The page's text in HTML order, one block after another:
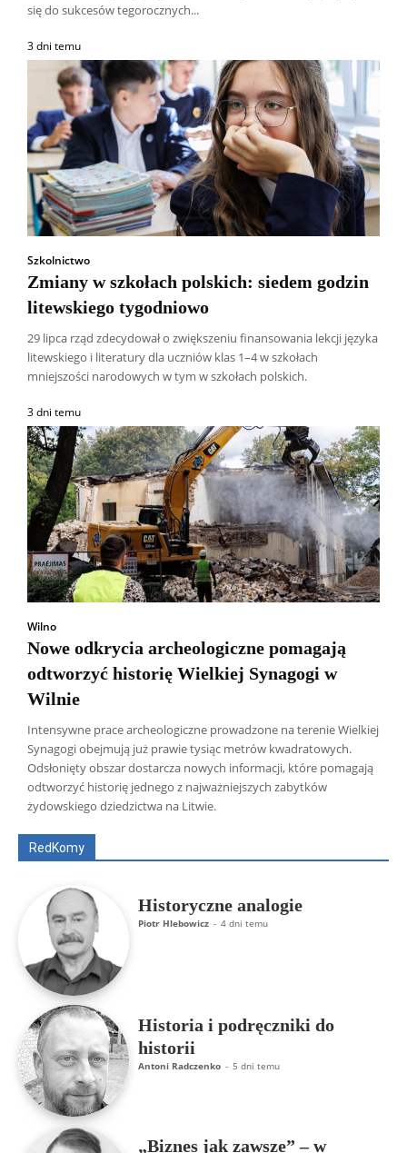
się do sukcesów tegorocznych...
3 dni temu
Szkolnictwo
Zmiany w szkołach polskich: siedem godzin
litewskiego tygodniowo
29 lipca rząd zdecydował o zwiększeniu finansowania lekcji języka
litewskiego i literatury dla uczniów klas 1–4 w szkołach
mniejszości narodowych w tym w szkołach polskich.
3 dni temu
Wilno
Nowe odkrycia archeologiczne pomagają
odtworzyć historię Wielkiej Synagogi w
Wilnie
Intensywne prace archeologiczne prowadzone na terenie Wielkiej
Synagogi obejmują już prawie tysiąc metrów kwadratowych.
Odsłonięty obszar dostarcza nowych informacji, które pomagają
odtworzyć historię jednego z najważniejszych zabytków
żydowskiego dziedzictwa na Litwie.
RedKomy
Wszyscy Aleksander Borowik
Antoni Radczenko
Artur Płokszto
Grzegorz Górny
ks. Jarosław Wąsowicz SDB
Historyczne analogie
Piotr Hlebowicz - 4 dni temu
Historia i podręczniki do
historii
Antoni Radczenko - 5 dni temu
„Biznes jak zawsze” – w